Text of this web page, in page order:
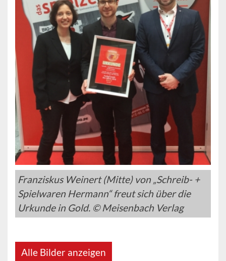
Franziskus Weinert (Mitte) von „Schreib- +
Spielwaren Hermann“ freut sich über die
Urkunde in Gold. © Meisenbach Verlag
Alle Bilder anzeigen